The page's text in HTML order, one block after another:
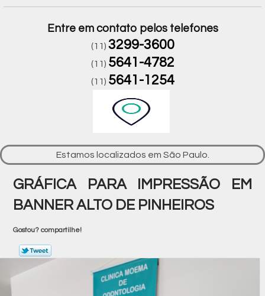
Entre em contato pelos telefones
(11) 3299-3600
(11) 5641-4782
(11) 5641-1254
Estamos localizados em São Paulo.
GRÁFICA PARA IMPRESSÃO EM
BANNER ALTO DE PINHEIROS
Gostou? compartilhe!